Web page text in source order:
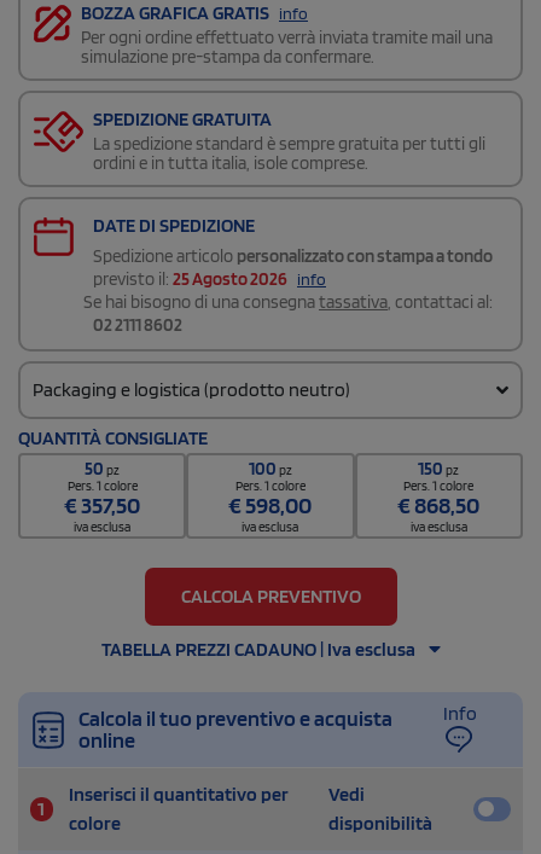
BOZZA GRAFICA GRATIS info
Per ogni ordine effettuato verrà inviata tramite mail una
simulazione pre-stampa da confermare.
SPEDIZIONE GRATUITA
La spedizione standard è sempre gratuita per tutti gli
ordini e in tutta italia, isole comprese.
DATE DI SPEDIZIONE
Spedizione articolo personalizzato con stampa a tondo
previsto il: 25 Agosto 2026 info
Se hai bisogno di una consegnatassativa, contattaci al:
02 2111 8602
Packaging e logistica (prodotto neutro)
Codice doganale
3924100090000000000000
Quantità per scatola
QUANTITÀ CONSIGLIATE
50pz
Pers. 1 colore
€357,50
iva esclusa
100 pz
Pers. 1 colore
€598,00
iva esclusa
150pz
Pers. 1 colore
€868,50
iva esclusa
CALCOLA PREVENTIVO
TABELLA PREZZI CADAUNO | Iva esclusa
Calcola il tuo preventivo e acquista
online
Info
1
Inserisci il quantitativo per
colore
Vedi
disponibilità